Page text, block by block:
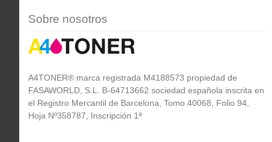
Sobre nosotros
A4TONER® marca registrada M4188573 propiedad de
FASAWORLD, S.L. B-64713662 sociedad española inscrita en
el Registro Mercantil de Barcelona, Tomo 40068, Folio 94,
Hoja Nº358787, Inscripción 1ª